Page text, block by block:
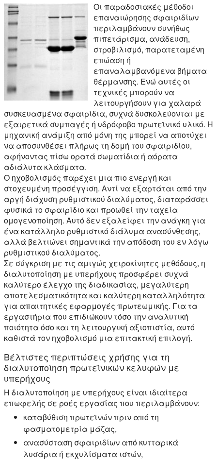
Οι παραδοσιακές μέθοδοι
επαναιώρησης σφαιριδίων
περιλαμβάνουν συνήθως
πιπετάρισμα, ανάδευση,
στροβιλισμό, παρατεταμένη
επώαση ή
επαναλαμβανόμενα βήματα
θέρμανσης. Ενώ αυτές οι
τεχνικές μπορούν να
λειτουργήσουν για χαλαρά
συσκευασμένα σφαιρίδια, συχνά δυσκολεύονται με
εξαιρετικά συμπαγές ή υδρόφοβο πρωτεϊνικό υλικό. Η
μηχανική ανάμιξη από μόνη της μπορεί να αποτύχει
να αποσυνθέσει πλήρως τη δομή του σφαιριδίου,
αφήνοντας πίσω ορατά σωματίδια ή αόρατα
αδιάλυτα κλάσματα.
Ο ηχοβολισμός παρέχει μια πιο ενεργή και
στοχευμένη προσέγγιση. Αντί να εξαρτάται από την
αργή διάχυση ρυθμιστικού διαλύματος, διαταράσσει
φυσικά το σφαιρίδιο και προωθεί την ταχεία
ομογενοποίηση. Αυτό δεν εξαλείφει την ανάγκη για
ένα κατάλληλο ρυθμιστικό διάλυμα ανασύνθεσης,
αλλά βελτιώνει σημαντικά την απόδοση του εν λόγω
ρυθμιστικού διαλύματος.
Σε σύγκριση με τις αμιγώς χειροκίνητες μεθόδους, η
διαλυτοποίηση με υπερήχους προσφέρει συχνά
καλύτερο έλεγχο της διαδικασίας, μεγαλύτερη
αποτελεσματικότητα και καλύτερη καταλληλότητα
για απαιτητικές εφαρμογές πρωτεωμικής. Για τα
εργαστήρια που επιδιώκουν τόσο την αναλυτική
ποιότητα όσο και τη λειτουργική αξιοπιστία, αυτό
καθιστά τον ηχοβολισμό μια επιτακτική επιλογή.
Βέλτιστες περιπτώσεις χρήσης για τη
διαλυτοποίηση πρωτεϊνικών κελυφών με
υπερήχους
Η διαλυτοποίηση με υπερήχους είναι ιδιαίτερα
επωφελής σε ροές εργασίας που περιλαμβάνουν:
καταβύθιση πρωτεϊνών πριν από τη
φασματομετρία μάζας,
ανασύσταση σφαιριδίων από κυτταρικά
λυσάρια ή εκχυλίσματα ιστών,